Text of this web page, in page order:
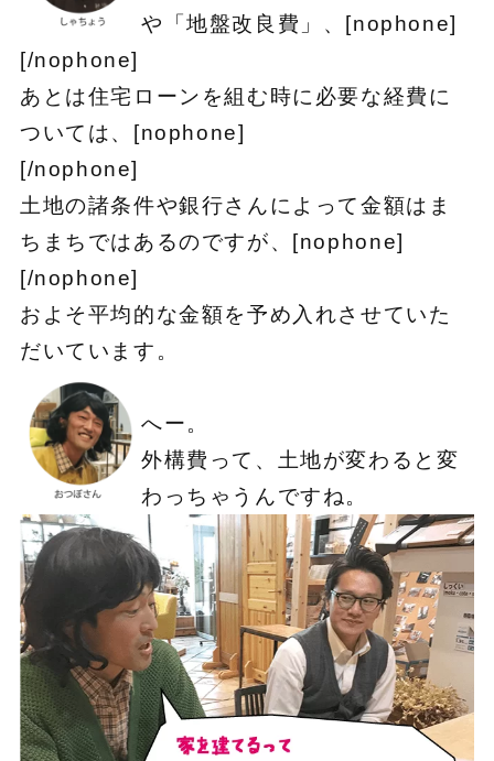
や「地盤改良費」、[nophone]
[/nophone]
あとは住宅ローンを組む時に必要な経費に
ついては、[nophone]
[/nophone]
土地の諸条件や銀行さんによって金額はま
ちまちではあるのですが、[nophone]
[/nophone]
およそ平均的な金額を予め入れさせていた
だいています。
へー。
外構費って、土地が変わると変
わっちゃうんですね。